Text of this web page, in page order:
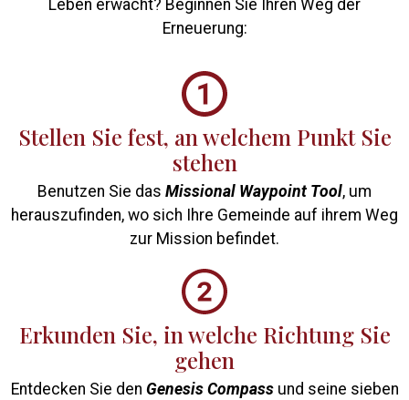
Leben erwacht? Beginnen Sie Ihren Weg der
Erneuerung:
Stellen Sie fest, an welchem Punkt Sie
stehen
Benutzen Sie das Missional Waypoint Tool, um
herauszufinden, wo sich Ihre Gemeinde auf ihrem Weg
zur Mission befindet.
Erkunden Sie, in welche Richtung Sie
gehen
Entdecken Sie den Genesis Compassund seine sieben